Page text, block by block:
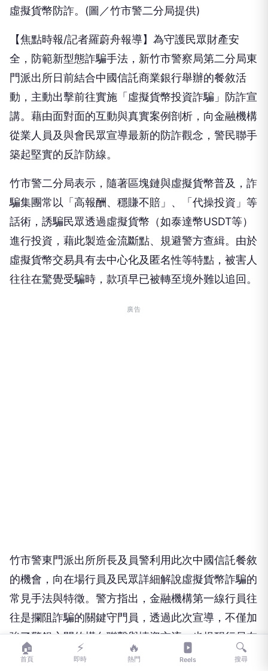
虛擬貨幣防詐。(圖／竹市警二分局提供)
【焦點時報/記者羅蔚舟報導】為守護民眾財產安
全，防範新型態詐騙手法，新竹市警察局第二分局東
門派出所日前結合中國信託商業銀行舉辦的餐敘活
動，主動出擊前往實施「虛擬貨幣投資詐騙」防詐宣
講。藉由面對面的互動與真實案例剖析，向金融機構
從業人員及與會民眾宣導最新的防詐觀念，警民聯手
築起堅實的反詐防線。
竹市警二分局表示，隨著區塊鏈與虛擬貨幣普及，詐
騙集團常以「高報酬、穩賺不賠」、「代操投資」等
話術，誘騙民眾透過虛擬貨幣（如泰達幣USDT等）
進行投資，藉此製造金流斷點、規避警方查緝。由於
虛擬貨幣交易具有去中心化及匿名性等特點，被害人
往往在驚覺受騙時，款項早已被轉至境外難以追回。
廣告
竹市警東門派出所所長及員警利用此次中國信託餐敘
的機會，向在場行員及民眾詳細解說虛擬貨幣詐騙的
常見手法與特徵。警方指出，金融機構第一線行員往
往是攔阻詐騙的關鍵守門員，透過此次宣導，不僅加
強了警銀之間的橫向聯繫與情資交流，也提醒行員在
面對民眾臨櫃提領大筆現金或申辦大額匯款欲購買虛
🏠
首頁
⚡
即時
🔥
熱門 Reels
🔍
搜尋